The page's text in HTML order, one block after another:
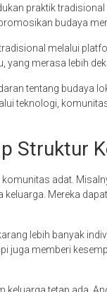
praktik
budaya
melalui
merasa lebih
tentang budaya
teknologi,
Struktur
adat.
Mereka
lebih banyak
juga memberi